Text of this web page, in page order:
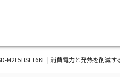
M2L5HSFT6KE | 消費電力と発熱を削減